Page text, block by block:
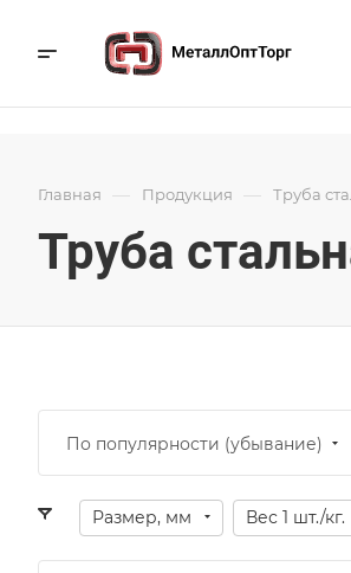
Главная — Продукция — Труба
Труба
По популярности (убывание)
Размер, мм Вес 1 шт./кг.